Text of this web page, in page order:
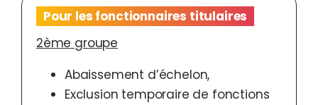
Pour les fonctionnaires titulaires
2ème groupe
Abaissement d’échelon,
Exclusion temporaire de fonctions